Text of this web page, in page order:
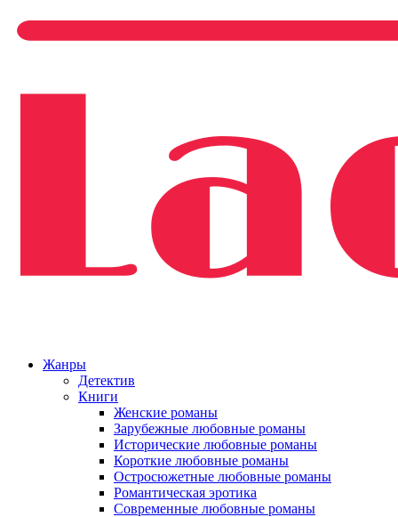
Жанры
Детектив
Книги
Женские романы
Зарубежные любовные романы
Исторические любовные романы
Короткие любовные романы
Остросюжетные любовные романы
Романтическая эротика
Современные любовные романы